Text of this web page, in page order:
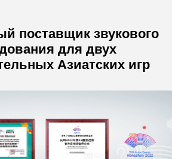
поставщик звукового
для двух
Азиатских игр